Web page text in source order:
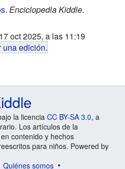
. Enciclopedia Kiddle.
oct 2025, a las 11:19
una edición.
la licencia CC BY-SA 3.0, a
Los artículos de la
contenido y hechos
para niños. Powered by
Quiénes somos